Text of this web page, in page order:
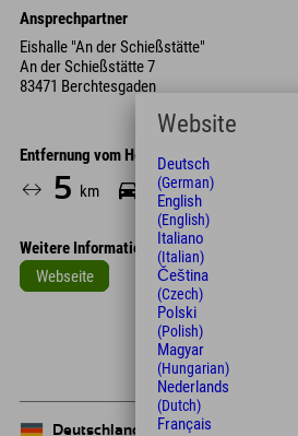
Ansprechpartner
Eishalle "An der Schießstätte"
An der Schießstätte 7
83471 Berchtesgaden
Entfernung vom Hotel
5 km 10 Min.
Weitere Informationen
Webseite
Deutschland
Website
Deutsch
(German)
English
(English)
Italiano
(Italian)
Čeština
(Czech)
Polski
(Polish)
Magyar
(Hungarian)
Nederlands
(Dutch)
Français